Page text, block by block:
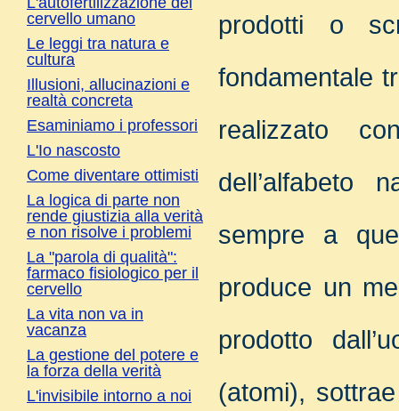
prodotti o
fondamentale
realizzato
dell’alfabeto
sempre a
produce un
prodotto
(atomi),
cervello umano
Le leggi tra natura e
cultura
Illusioni, allucinazioni e
realtà concreta
Esaminiamo i professori
L'Io nascosto
Come diventare ottimisti
La logica di parte non
rende giustizia alla verità
e non risolve i problemi
La "parola di qualità":
farmaco fisiologico per il
cervello
La vita non va in
vacanza
La gestione del potere e
la forza della verità
L'invisibile intorno a noi